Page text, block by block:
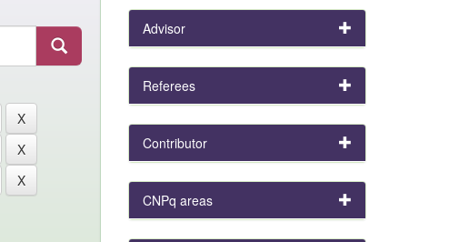
Advisor
Referees
Contributor
CNPq areas